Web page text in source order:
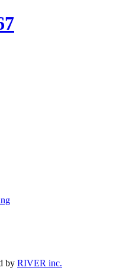
by RIVER inc.